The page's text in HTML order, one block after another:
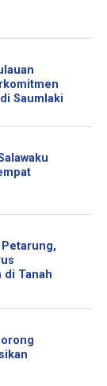
Saumlaki
di Tanah